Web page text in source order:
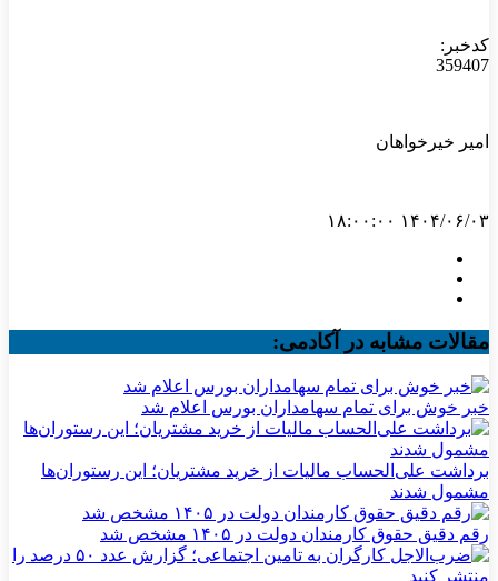
کدخبر:
359407
امیر خیرخواهان
۱۴۰۴/۰۶/۰۳ ۱۸:۰۰:۰۰
مقالات مشابه در آکادمی:
خبر خوش برای تمام سهامداران بورس اعلام شد
برداشت علی‌الحساب مالیات از خرید مشتریان؛ این رستوران‌ها
مشمول شدند
رقم دقیق حقوق کارمندان دولت در ۱۴۰۵ مشخص شد